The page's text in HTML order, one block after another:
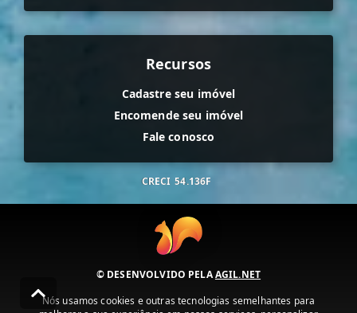
Recursos
Cadastre seu imóvel
Encomende seu imóvel
Fale conosco
CRECI 54.136F
© DESENVOLVIDO PELAAGIL.NET
Nós usamos cookies e outras tecnologias semelhantes para